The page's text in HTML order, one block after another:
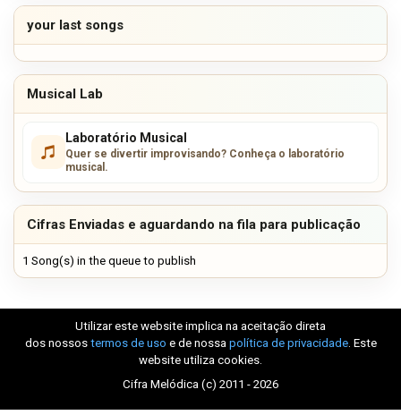
your last songs
Musical Lab
Laboratório Musical
Quer se divertir improvisando? Conheça o laboratório
musical.
Cifras Enviadas e aguardando na fila para publicação
1 Song(s) in the queue to publish
Utilizar este website implica na aceitação direta
dos nossos termos de uso e de nossa política de privacidade. Este
website utiliza cookies.
Cifra Melódica (c) 2011 - 2026